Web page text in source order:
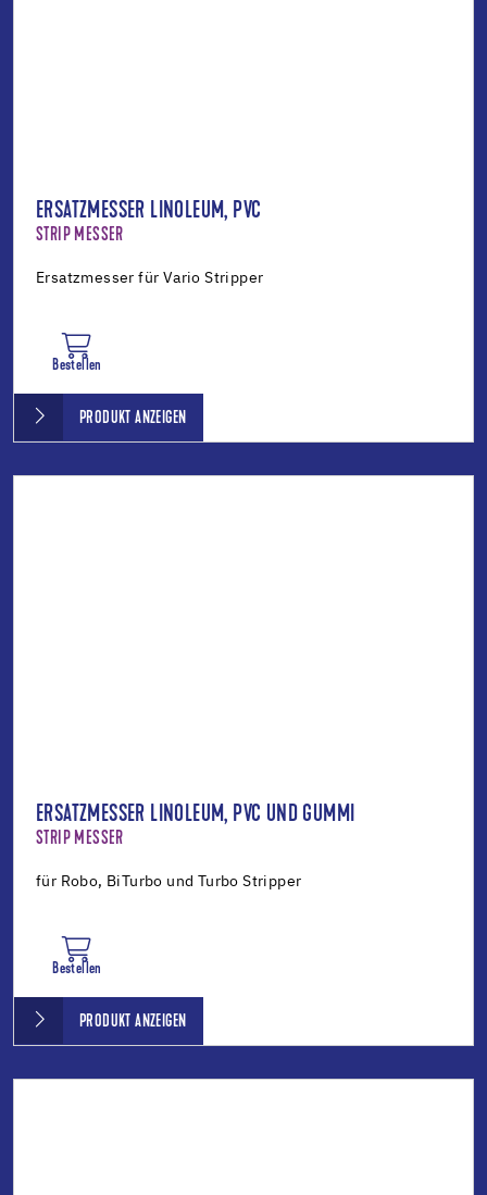
ERSATZMESSER LINOLEUM, PVC
STRIP MESSER
Ersatzmesser für Vario Stripper
Bestellen
PRODUKT ANZEIGEN
ERSATZMESSER LINOLEUM, PVC UND GUMMI
STRIP MESSER
für Robo, BiTurbo und Turbo Stripper
Bestellen
PRODUKT ANZEIGEN